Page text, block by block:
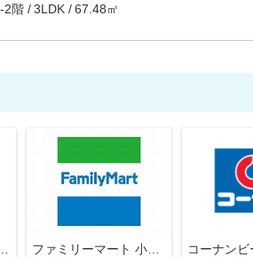
2階 3LDK 67.48㎡
ファミリーマート 小田原中曽根店